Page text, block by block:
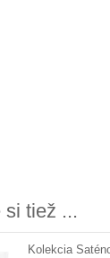
si tiež ...
Kolekcia